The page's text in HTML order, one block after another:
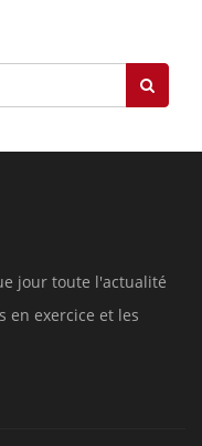
jour toute l'actualité
en exercice et les